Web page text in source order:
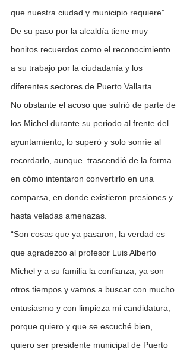
que nuestra ciudad y municipio requiere”.
De su paso por la alcaldía tiene muy
bonitos recuerdos como el reconocimiento
a su trabajo por la ciudadanía y los
diferentes sectores de Puerto Vallarta.
No obstante el acoso que sufrió de parte de
los Michel durante su periodo al frente del
ayuntamiento, lo superó y solo sonríe al
recordarlo, aunque  trascendió de la forma
en cómo intentaron convertirlo en una
comparsa, en donde existieron presiones y
hasta veladas amenazas.
“Son cosas que ya pasaron, la verdad es
que agradezco al profesor Luis Alberto
Michel y a su familia la confianza, ya son
otros tiempos y vamos a buscar con mucho
entusiasmo y con limpieza mi candidatura,
porque quiero y que se escuché bien,
quiero ser presidente municipal de Puerto